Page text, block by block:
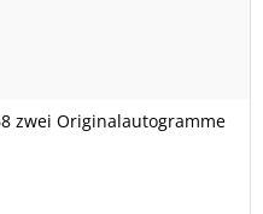
zwei Originalautogramme